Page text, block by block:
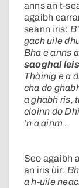
anns an t-
agaibh
seann iris:
gach uile
Bha e anns
saoghal leis
Thàinig e a
cha do
a ghabh ris,
cloinn do
’n a ainm .
Seo agaibh
an iris ùir:
a h-uile